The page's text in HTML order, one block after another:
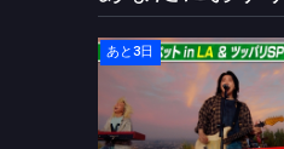
あと3日
テレビ×